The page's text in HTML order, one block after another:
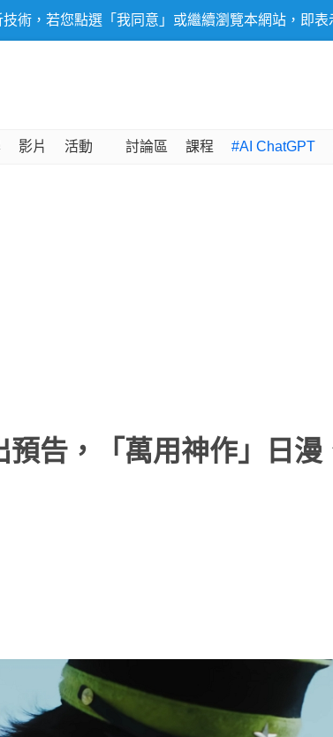
術，若您點選「我同意」或繼續瀏覽本網站，即表
影片 活動 討論區 課程 #AI ChatGPT
預告，「萬用神作」日